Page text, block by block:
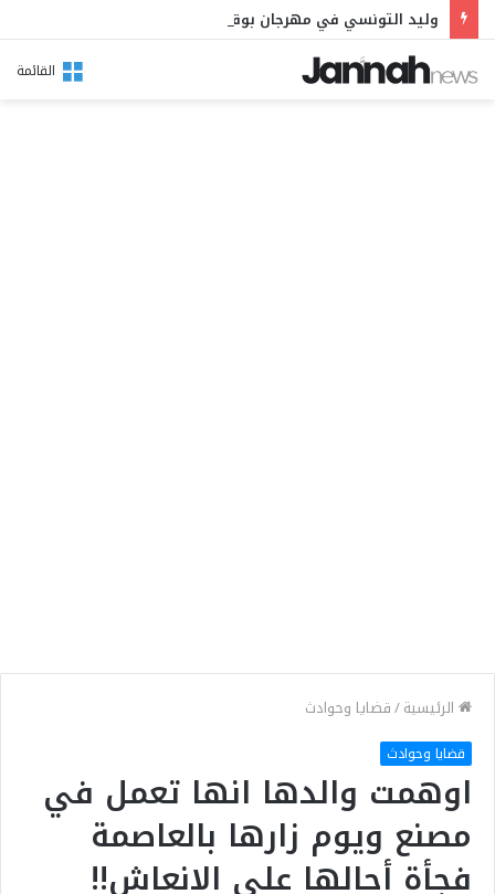
القائمة
الرئيسية/قضايا وحوادث
قضايا وحوادث
اوهمت والدها انها تعمل في
مصنع ويوم زارها بالعاصمة
فجأة أحالها على الانعاش!!